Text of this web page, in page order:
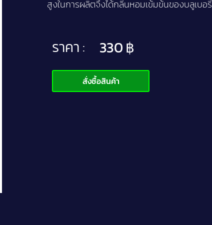
สูงในการผลิตจึงได้กลิ่นหอมเข้มข้นของบลูเบอรี่
ราคา : 330฿
สั่งซื้อสินค้า